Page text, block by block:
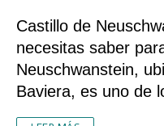
Castillo de
necesitas saber
Neuschwanstein,
Baviera, es uno de